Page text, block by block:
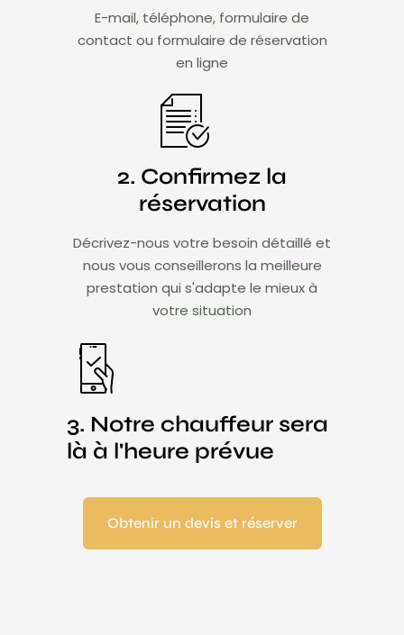
E-mail, téléphone, formulaire de
contact ou formulaire de réservation
en ligne
2. Confirmez la
réservation
Décrivez-nous votre besoin détaillé et
nous vous conseillerons la meilleure
prestation qui s'adapte le mieux à
votre situation​
3. Notre chauffeur sera
là à l'heure prévue
Obtenir un devis et réserver